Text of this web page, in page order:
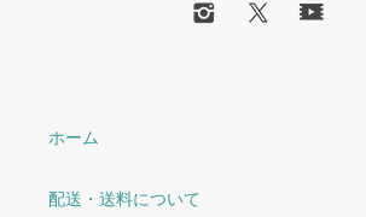
ホーム
配送・送料について